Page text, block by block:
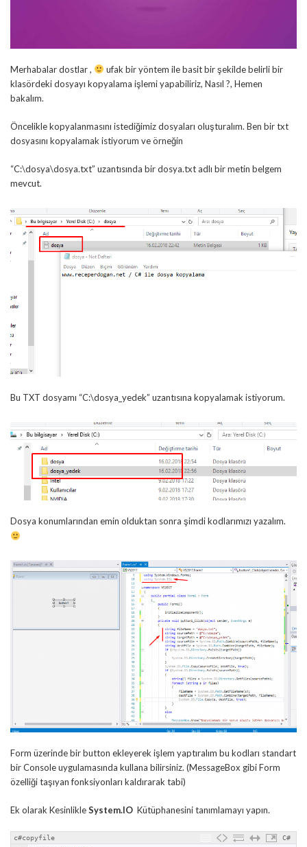
Merhabalar dostlar ,
ufak bir yöntem ile basit bir şekilde belirli bir
klasördeki dosyayı kopyalama işlemi yapabiliriz, Nasıl ?, Hemen
bakalım.
Öncelikle kopyalanmasını istediğimiz dosyaları oluşturalım. Ben bir txt
dosyasını kopyalamak istiyorum ve örneğin
“C:\dosya\dosya.txt” uzantısında bir dosya.txt adlı bir metin belgem
mevcut.
Bu TXT dosyamı “C:\dosya_yedek” uzantısına kopyalamak istiyorum.
Dosya konumlarından emin olduktan sonra şimdi kodlarımızı yazalım.
Form üzerinde bir button ekleyerek işlem yaptıralım bu kodları standart
bir Console uygulamasında kullana bilirsiniz. (MessageBox gibi Form
özelliği taşıyan fonksiyonları kaldırarak tabi)
Ek olarak KesinlikleSystem.IO Kütüphanesini tanımlamayı yapın.
c#copyfile C#